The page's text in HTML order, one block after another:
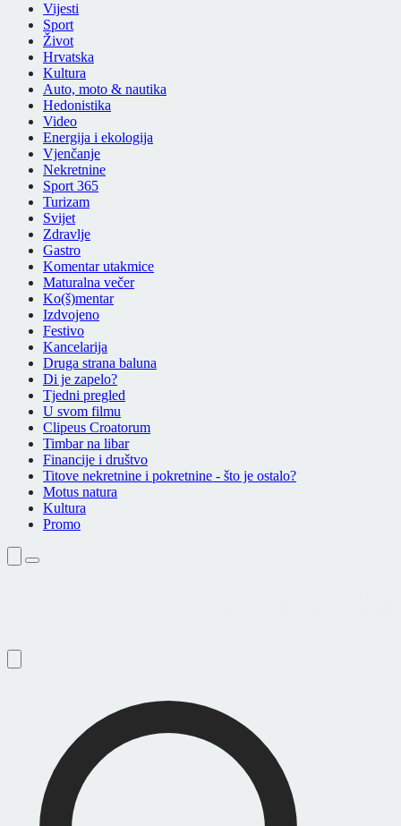
Vijesti
Sport
Život
Hrvatska
Kultura
Auto, moto & nautika
Hedonistika
Video
Energija i ekologija
Vjenčanje
Nekretnine
Sport 365
Turizam
Svijet
Zdravlje
Gastro
Komentar utakmice
Maturalna večer
Ko(š)mentar
Izdvojeno
Festivo
Kancelarija
Druga strana baluna
Di je zapelo?
Tjedni pregled
U svom filmu
Clipeus Croatorum
Timbar na libar
Financije i društvo
Titove nekretnine i pokretnine - što je ostalo?
Motus natura
Kultura
Promo